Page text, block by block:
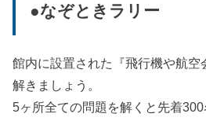
●なぞときラリー
館内に設置された『飛行機や航空
解きましょう。
5ヶ所全ての問題を解くと先着